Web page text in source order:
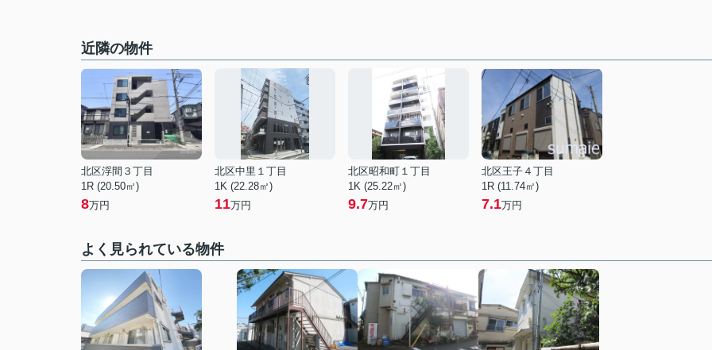
近隣の物件
北区浮間３丁目
1R (20.50㎡)
8万円
北区中里１丁目
1K (22.28㎡)
11万円
北区昭和町１丁目
1K (25.22㎡)
9.7万円
北区王子４丁目
1R (11.74㎡)
7.1万円
よく見られている物件